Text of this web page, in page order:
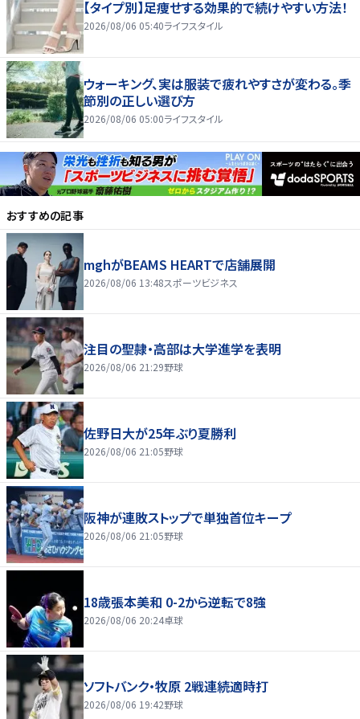
【タイプ別】足痩せする効果的で続けやすい方法！
2026/08/06 05:40ライフスタイル
ウォーキング、実は服装で疲れやすさが変わる。季
節別の正しい選び方
2026/08/06 05:00ライフスタイル
おすすめの記事
mghがBEAMS HEARTで店舗展開
2026/08/06 13:48スポーツビジネス
注目の聖隷・高部は大学進学を表明
2026/08/06 21:29野球
佐野日大が25年ぶり夏勝利
2026/08/06 21:05野球
阪神が連敗ストップで単独首位キープ
2026/08/06 21:05野球
18歳張本美和 0-2から逆転で8強
2026/08/06 20:24卓球
ソフトバンク・牧原 2戦連続適時打
2026/08/06 19:42野球